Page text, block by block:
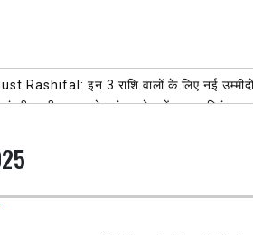
Rashifal: इन 3 राशि वालों के लिए नई
प्रदीप बत्रा के कांवड़ सेवा केंद्र पर निरंतर
Rashifal: सावन का पहला सोमवार इन 4
मुख्यालय में नीरज अग्रवाल ने सांसद सिरसा
स्मार्ट पीडीएस (Smart PDS) एप एवं
का पंजीकरण जारी